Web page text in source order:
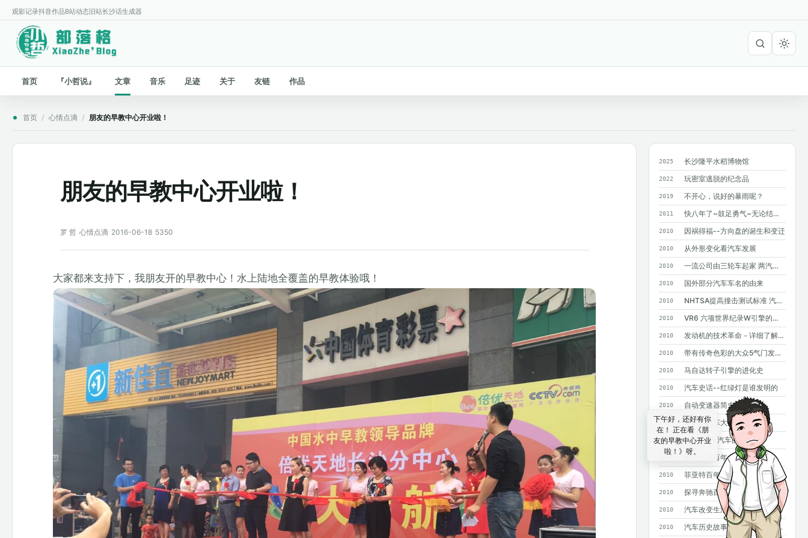
观影记录抖音作品B站动态 旧站长沙话生成器
首页 『小哲说』 文章 音乐 足迹 关于 友链 作品
首页 / 心情点滴 / 朋友的早教中心开业啦！
2025 长沙隆平水稻博物馆
2022 玩密室逃脱的纪念品
2019 不开心，说好的暴雨呢？
2011 快八年了~鼓足勇气~无论结果如何~只求...
2010 因祸得福--方向盘的诞生和变迁
2010 从外形变化看汽车发展
2010 一流公司由三轮车起家 两汽车巨人造就奔驰
2010 国外部分汽车车名的由来
2010 NHTSA提高撞击测试标准 汽车安全要求进一步提高
2010 VR6 六项世界纪录W引擎的基础
2010 发动机的技术革命－详细了解GDI
2010 带有传奇色彩的大众5气门发动机
2010 马自达转子引擎的进化史
2010 汽车史话--红绿灯是谁发明的
2010 自动变速器简史
2010 未来的轿车大灯
2010 四款Volvo汽车的诞生
2010 福特汽车百年大事记
2010 菲亚特百年史
2010 探寻奔驰百年基因--斯图加特奔驰总部采访手记
2010 汽车改变生活--汽车发明100年史话
2010 汽车历史故事——MPV风雨20年
朋友的早教中心开业啦！
罗 哲 心情点滴 2016-06-18 5350
大家都来支持下，我朋友开的早教中心！水上陆地全覆盖的早教体验哦！
下午好，还好有你
在！ 正在看《朋
友的早教中心开业
啦！》呀。